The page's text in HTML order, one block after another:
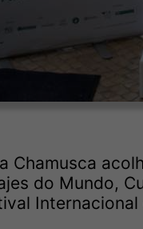
Chamusca
do Mundo,